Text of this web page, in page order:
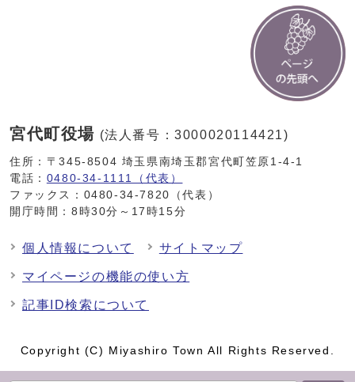
宮代町役場 (法人番号：3000020114421)
住所：〒345-8504 埼玉県南埼玉郡宮代町笠原1-4-1
電話： 0480-34-1111（代表）
ファックス：0480-34-7820（代表）
開庁時間：8時30分～17時15分
個人情報について サイトマップ
マイページの機能の使い方
記事ID検索について
Copyright (C) Miyashiro Town All Rights Reserved.